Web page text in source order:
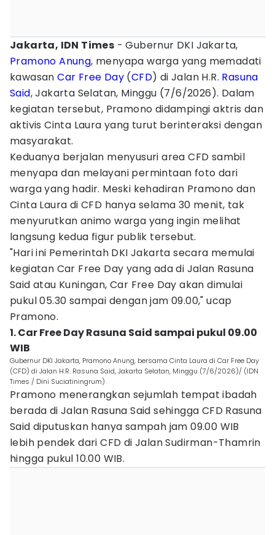
Jakarta, IDN Times - Gubernur DKI Jakarta,
Pramono Anung, menyapa warga yang memadati
kawasanCar Free Day (CFD) di Jalan H.R. Rasuna
Said, Jakarta Selatan, Minggu (7/6/2026). Dalam
kegiatan tersebut, Pramono didampingi aktris dan
aktivis Cinta Laura yang turut berinteraksi dengan
masyarakat.
Keduanya berjalan menyusuri area CFD sambil
menyapa dan melayani permintaan foto dari
warga yang hadir. Meski kehadiran Pramono dan
Cinta Laura di CFD hanya selama 30 menit, tak
menyurutkan animo warga yang ingin melihat
langsung kedua figur publik tersebut.
"Hari ini Pemerintah DKI Jakarta secara memulai
kegiatan Car Free Day yang ada di Jalan Rasuna
Said atau Kuningan, Car Free Day akan dimulai
pukul 05.30 sampai dengan jam 09.00," ucap
Pramono.
1. Car Free Day Rasuna Said sampai pukul 09.00
WIB
Gubernur DKI Jakarta, Pramono Anung, bersama Cinta Laura di Car Free Day
(CFD) di Jalan H.R. Rasuna Said, Jakarta Selatan, Minggu (7/6/2026)/ (IDN
Times / Dini Suciatiningrum)
Pramono menerangkan sejumlah tempat ibadah
berada di Jalan Rasuna Said sehingga CFD Rasuna
Said diputuskan hanya sampah jam 09.00 WIB
lebih pendek dari CFD di Jalan Sudirman-Thamrin
hingga pukul 10.00 WIB.